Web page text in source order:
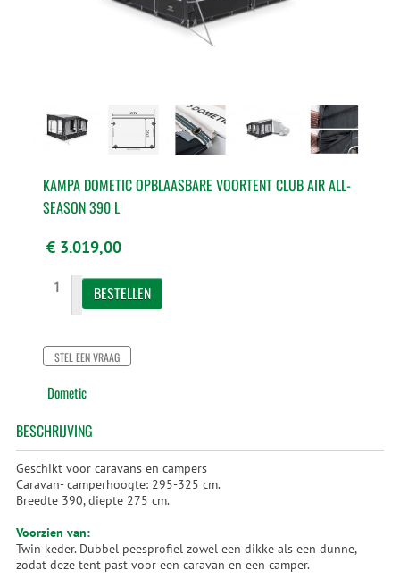
KAMPA DOMETIC OPBLAASBARE VOORTENT CLUB AIR ALL-
SEASON 390 L
€ 3.019,00
STEL EEN VRAAG
Dometic
BESCHRIJVING
Geschikt voor caravans en campers
Caravan- camperhoogte: 295-325 cm.
Breedte 390, diepte 275 cm.
Voorzien van:
Twin keder. Dubbel peesprofiel zowel een dikke als een dunne,
zodat deze tent past voor een caravan en een camper.